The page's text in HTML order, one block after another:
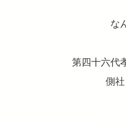
な
第四十六代
側